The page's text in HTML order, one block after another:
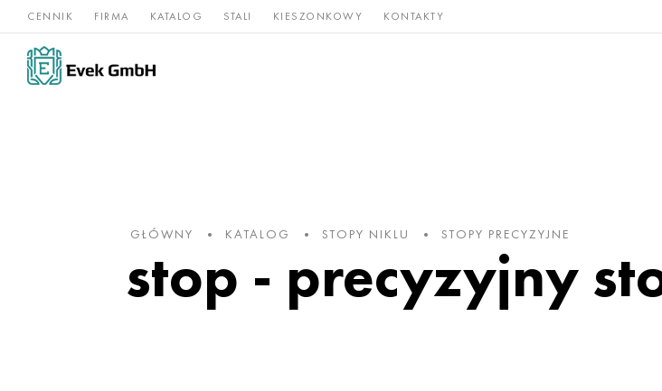
CENNIK FIRMA KATALOG STALI KIESZONKOWY KONTAKTY
Stopy
niklu
Stal Rzadkie i Brąz,
GŁÓWNY KATALOG STOPY NIKLU STOPY PRECYZYJNE
stop - precyzyjny